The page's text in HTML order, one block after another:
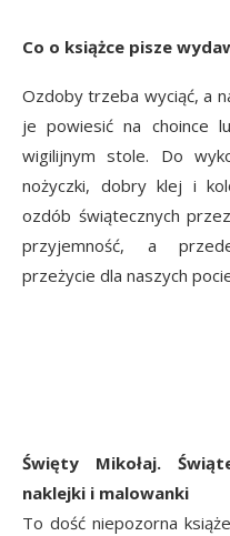
Co o książce pisze
Ozdoby trzeba wyciąć, a
je powiesić na choince
wigilijnym stole. Do
nożyczki, dobry klej i
ozdób świątecznych
przyjemność, a
przeżycie dla naszych
Święty Mikołaj.
naklejki i malowanki
To dość niepozorna